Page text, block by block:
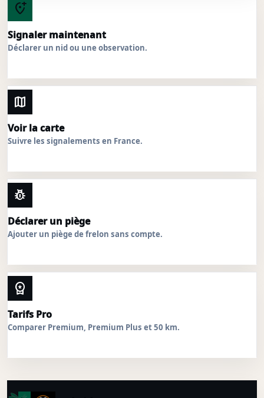
add_location_alt
Signaler maintenant
Déclarer un nid ou une observation.
map
Voir la carte
Suivre les signalements en France.
pest_control
Déclarer un piège
Ajouter un piège de frelon sans compte.
workspace_premium
Tarifs Pro
Comparer Premium, Premium Plus et 50 km.